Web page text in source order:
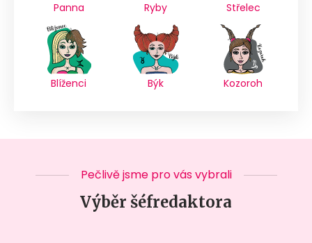
Panna Ryby Střelec
Blíženci Býk Kozoroh
Pečlivě jsme pro vás vybrali
Výběr šéfredaktora